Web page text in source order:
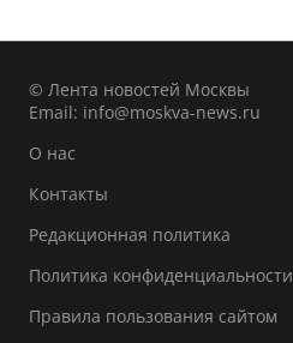
© Лента новостей Москвы
Email: info@moskva-news.ru
О нас
Контакты
Редакционная политика
Политика конфиденциальности
Правила пользования сайтом